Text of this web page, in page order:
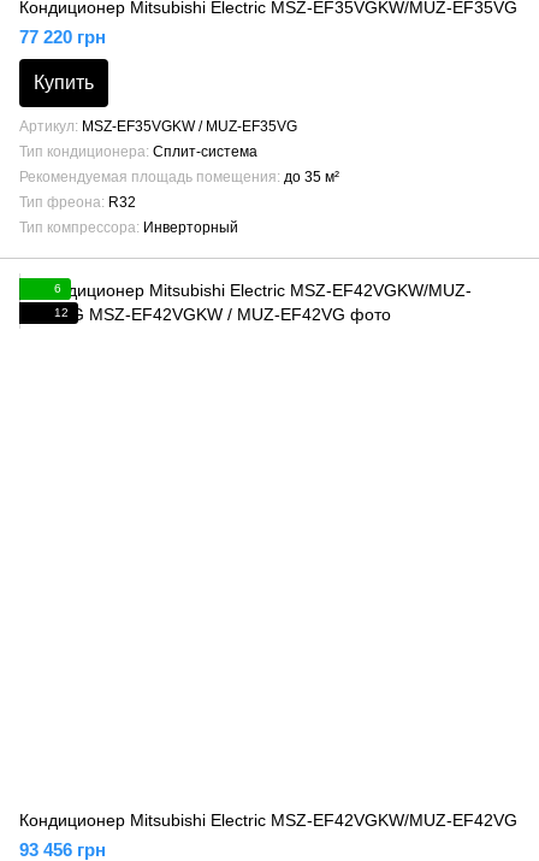
Кондиционер Mitsubishi Electric MSZ-EF35VGKW/MUZ-EF35VG
77 220 грн
Купить
Артикул
MSZ-EF35VGKW / MUZ-EF35VG
Тип кондиционера Сплит-система
Рекомендуемая площадь помещения до 35 м²
Тип фреона R32
Тип компрессора Инверторный
6
12
Кондиционер Mitsubishi Electric MSZ-EF42VGKW/MUZ-EF42VG
93 456 грн